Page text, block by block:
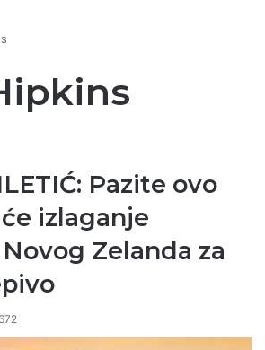
Pazite ovo
izlaganje
Zelanda za